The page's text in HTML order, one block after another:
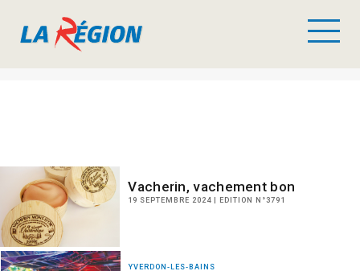
Vacherin, vachement bon
19 SEPTEMBRE 2024 | EDITION N°3791
YVERDON-LES-BAINS